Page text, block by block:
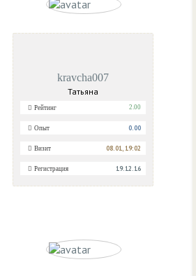
kravcha007
Татьяна
Рейтинг 2.00
Опыт 0.00
Визит 08.01, 19:02
Регистрация 19.12.16